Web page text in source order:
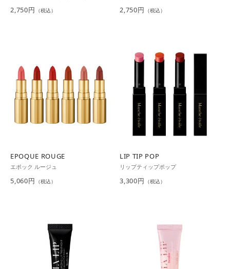
2,750円 （税込） 2,750円 （税込）
EPOQUE ROUGE
エポック ルージュ
5,060円 （税込）
LIP TIP POP
リップティップポップ
3,300円 （税込）